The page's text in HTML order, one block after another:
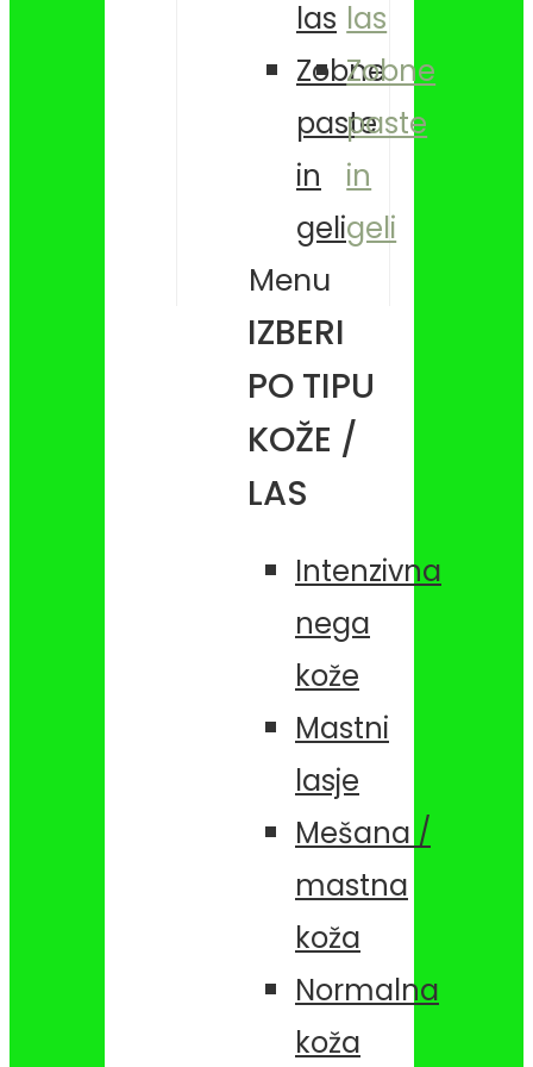
las
Zobne
paste
in
geli
Menu
las
Zobne
paste
in
geli
IZBERI
PO TIPU
KOŽE /
LAS
Intenzivna
nega
kože
Mastni
lasje
Mešana /
mastna
koža
Normalna
koža